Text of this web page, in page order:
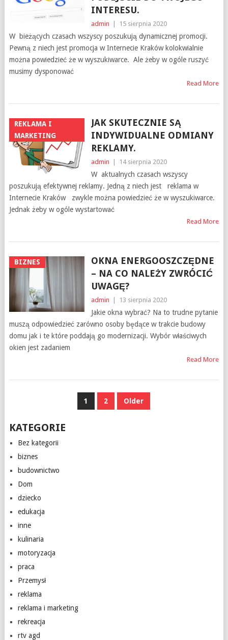
INTERESU.
admin 15 sierpnia 2020
W bieżących czasach wszyscy poszukują dynamicznej promocji.
Pewną z niech jest promocja w Internecie Kraków kolokwialnie
można powiedzieć że w wyszukiwarce. Ale żeby w ogóle ruszyć
musimy dysponować
Read More
REKLAMA I
MARKETING
JAK SKUTECZNIE SĄ
INDYWIDUALNE ODMIANY
REKLAMY.
admin 14 sierpnia 2020
W aktualnych czasach wszyscy
poszukują efektywnej reklamy. Jedną z niech jest reklama w
Internecie Kraków zwykle można powiedzieć że w wyszukiwarce.
Jednak żeby w ogóle wystartować
Read More
BIZNES
OKNA ENERGOOSZCZĘDNE
– NA CO NALEŻY ZWRÓCIĆ
UWAGĘ?
admin 13 sierpnia 2020
Jakie okna wybrać? Na to trudne pytanie
muszą odpowiedzieć zarówno osoby będące w trakcie budowy
domu jak i te które poddają go modernizacji. Wybór właściwych
okien jest zadaniem
Read More
WPISACH
1 2 Older
KATEGORIE
Bez kategorii
biznes
budownictwo
Dom
dziecko
edukacja
inne
kulinaria
motoryzacja
praca
Przemysł
reklama
reklama i marketing
rekreacja
rtv agd